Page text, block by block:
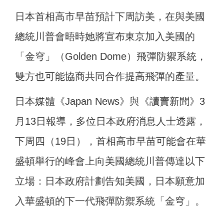
日本首相高市早苗預計下周訪美，在與美國
總統川普會晤時她將宣布東京加入美國的
「金穹」（Golden Dome）飛彈防禦系統，
雙方也可能協商共同合作提高飛彈的產量。
日本媒體《Japan News》與《讀賣新聞》3
月13日報導，多位日本政府消息人士透露，
下周四（19日），首相高市早苗可能會在華
盛頓舉行的峰會上向美國總統川普傳達以下
立場：日本政府計劃告知美國，日本願意加
入華盛頓的下一代飛彈防禦系統「金穹」。